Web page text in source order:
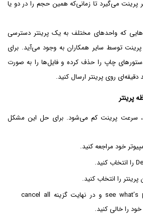
پرینت می‌گیرد تا زمانی‌که همین حجم را در دو یا
که واحدهای مختلف به یک پرینتر دسترسی
پرینت توسط سایر همکاران به وجود می‌آید. برای
چاپ را حذف کرده و فایل‌ها را به صورت
روی پرینتر ارسال کنید.
سرعت پرینت کم می‌شود. برای حل این مشکل
خود مراجعه کنید.
را انتخاب کنید.
با کمک گزینه see what’s printing و در نهایت گزینه cancel all